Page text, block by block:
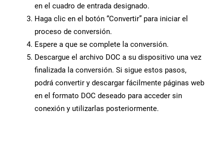
en el cuadro de entrada designado.
Haga clic en el botón “Convertir” para iniciar el
proceso de conversión.
Espere a que se complete la conversión.
Descargue el archivo DOC a su dispositivo una vez
finalizada la conversión. Si sigue estos pasos,
podrá convertir y descargar fácilmente páginas web
en el formato DOC deseado para acceder sin
conexión y utilizarlas posteriormente.